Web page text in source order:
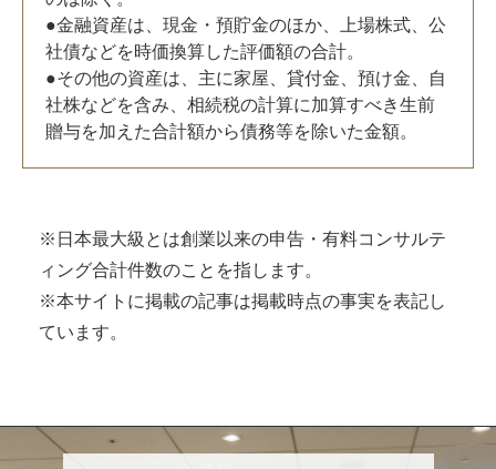
●金融資産は、現金・預貯金のほか、上場株式、公
社債などを時価換算した評価額の合計。
●その他の資産は、主に家屋、貸付金、預け金、自
社株などを含み、相続税の計算に加算すべき生前
贈与を加えた合計額から債務等を除いた金額。
※日本最大級とは創業以来の申告・有料コンサルテ
ィング合計件数のことを指します。
※本サイトに掲載の記事は掲載時点の事実を表記し
ています。